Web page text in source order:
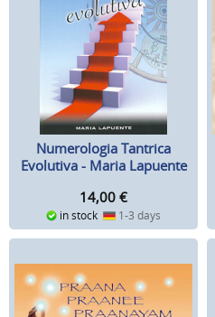
Numerologia Tantrica
Evolutiva - Maria Lapuente
14,00 €
in stock 1-3 days